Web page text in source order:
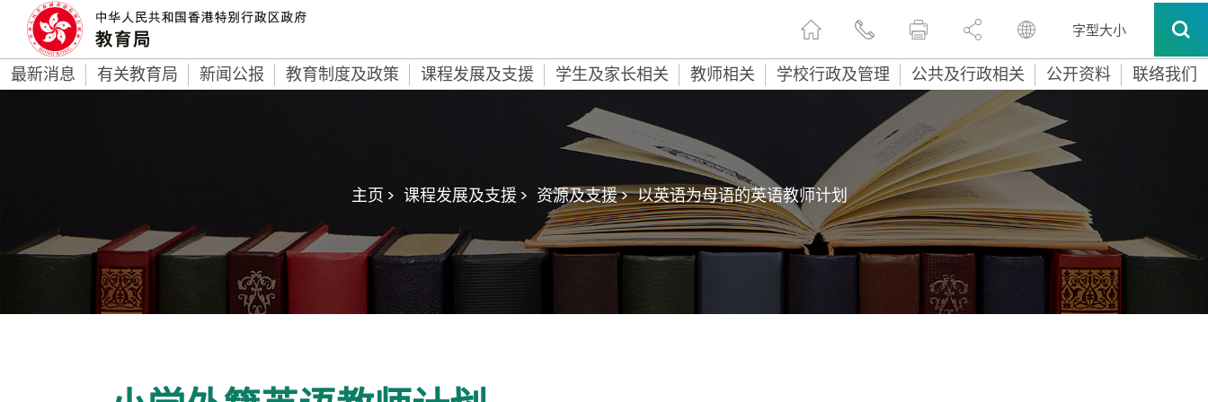
字型大小
最新消息 有关教育局 新闻公报 教育制度及政策 课程发展及支援 学生及家长相关 教师相关 学校行政及管理 公共及行政相关 公开资料 联络我们
主页 > 课程发展及支援 > 资源及支援 > 以英语为母语的英语教师计划